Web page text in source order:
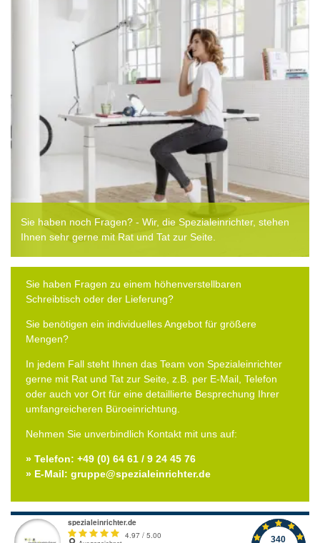
Sie haben noch Fragen? - Wir, die Spezialeinrichter, stehen
Ihnen sehr gerne mit Rat und Tat zur Seite.
Sie haben Fragen zu einem höhenverstellbaren
Schreibtisch oder der Lieferung?
Sie benötigen ein individuelles Angebot für größere
Mengen?
In jedem Fall steht Ihnen das Team von Spezialeinrichter
gerne mit Rat und Tat zur Seite, z.B. per E-Mail, Telefon
oder auch vor Ort für eine detaillierte Besprechung Ihrer
umfangreicheren Büroeinrichtung.
Nehmen Sie unverbindlich Kontakt mit uns auf:
» Telefon: +49 (0) 64 61 / 9 24 45 76
» E-Mail: gruppe@spezialeinrichter.de